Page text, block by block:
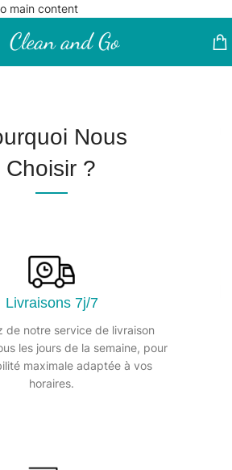
Nous
Choisir ?
Livraisons 7j/7
de notre service de livraison
les jours de la semaine, pour
maximale adaptée à vos
horaires.
main content